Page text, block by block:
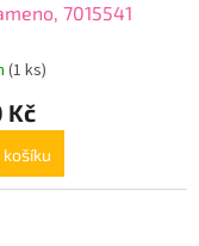
7015541
(1 ks)
Kč
košíku